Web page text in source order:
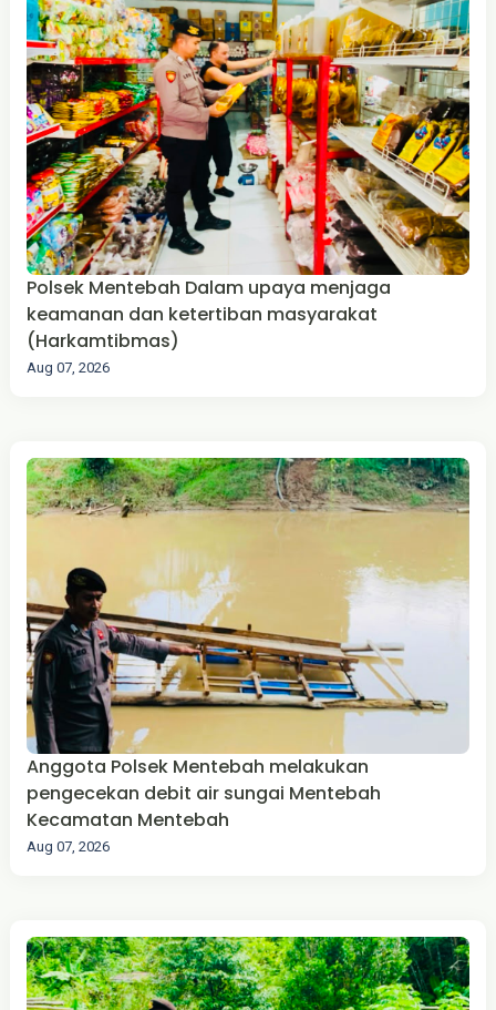
Polsek Mentebah Dalam upaya menjaga
keamanan dan ketertiban masyarakat
(Harkamtibmas)
Aug 07, 2026
Anggota Polsek Mentebah melakukan
pengecekan debit air sungai Mentebah
Kecamatan Mentebah
Aug 07, 2026